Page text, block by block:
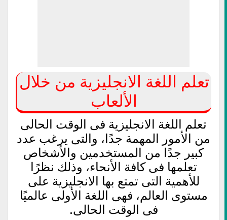
تعلم اللغة الانجليزية من خلال
الألعاب
تعلم اللغة الانجليزية فى الوقت الحالى
من الأمور المهمة جدًا، والتى يرغب عدد
كبير جدًا من المستخدمين والأشخاص
تعلمها فى كافة الأنحاء، وذلك نظرًا
للأهمية التى تمتع بها الانجليزية على
مستوى العالم، فهى اللغة الأولى عالميًا
فى الوقت الحالى.